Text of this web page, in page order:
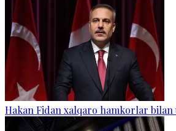
Hakan Fidan xalqaro hamkorlar bilan